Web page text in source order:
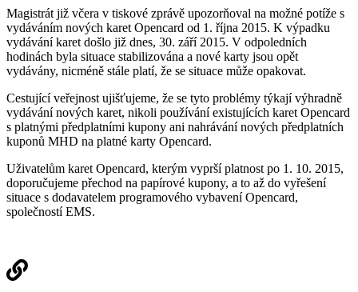
Magistrát již včera v tiskové zprávě upozorňoval na možné potíže s
vydáváním nových karet Opencard od 1. října 2015. K výpadku
vydávání karet došlo již dnes, 30. září 2015. V odpoledních
hodinách byla situace stabilizována a nové karty jsou opět
vydávány, nicméně stále platí, že se situace může opakovat.
Cestující veřejnost ujišťujeme, že se tyto problémy týkají výhradně
vydávání nových karet, nikoli používání existujících karet Opencard
s platnými předplatními kupony ani nahrávání nových předplatních
kuponů MHD na platné karty Opencard.
Uživatelům karet Opencard, kterým vyprší platnost po 1. 10. 2015,
doporučujeme přechod na papírové kupony, a to až do vyřešení
situace s dodavatelem programového vybavení Opencard,
společností EMS.